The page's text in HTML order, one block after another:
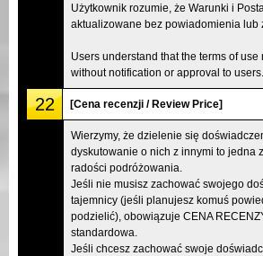
Użytkownik rozumie, że Warunki i
aktualizowane bez powiadomienia lub
Users understand that the terms of use
without notification or approval to users.
22 [Cena recenzji / Review Price]
Wierzymy, że dzielenie się
dyskutowanie o nich z innymi to jedna
radości podróżowania.
Jeśli nie musisz zachować swojego
tajemnicy (jeśli planujesz komuś
podzielić), obowiązuje CENA
standardowa.
Jeśli chcesz zachować swoje